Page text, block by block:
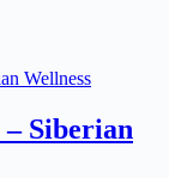
Siberian